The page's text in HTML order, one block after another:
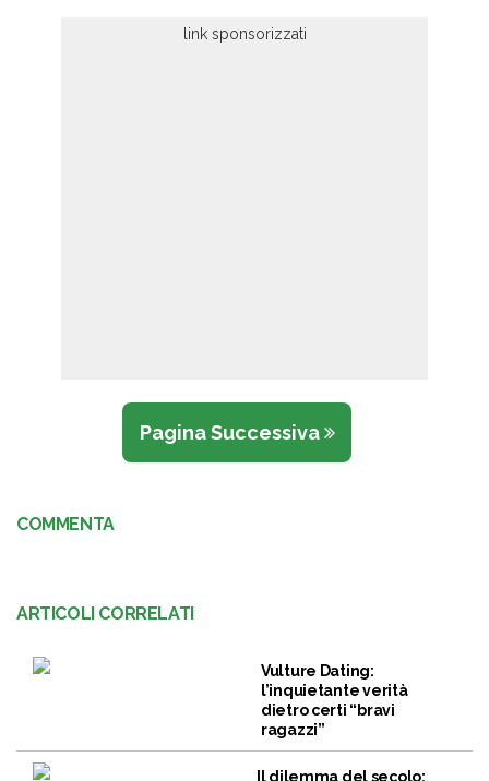
Pagina Successiva
COMMENTA
ARTICOLI CORRELATI
Vulture Dating:
l’inquietante verità
dietro certi “bravi
ragazzi”
Il dilemma del secolo: